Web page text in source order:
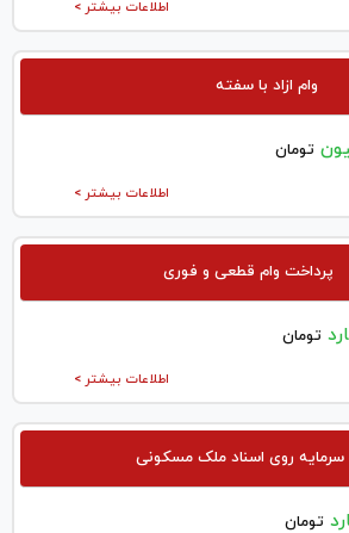
اطلاعات بیشتر >
وام ازاد با سفته
تومان
اطلاعات بیشتر >
پرداخت وام قطعی و فوری
تومان
اطلاعات بیشتر >
سرمایه روی اسناد ملک مسکونی
تومان